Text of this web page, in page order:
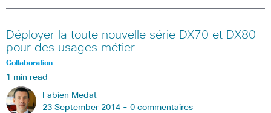
Déployer la toute nouvelle série DX70 et DX80
pour des usages métier
Collaboration
1 min read
Fabien Medat
23 September 2014 - 0 commentaires